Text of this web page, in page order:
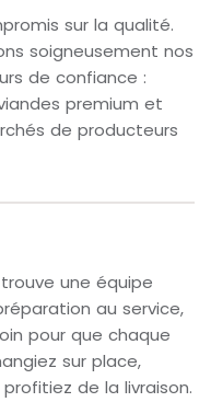
sur la qualité.
soigneusement nos
de confiance :
premium et
de producteurs
une équipe
au service,
pour que chaque
sur place,
de la livraison.